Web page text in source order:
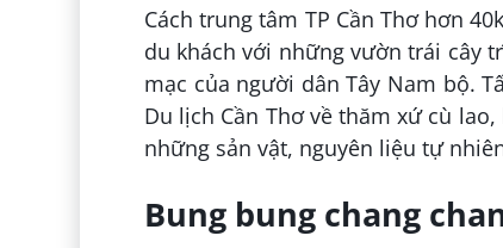
Cách trung tâm TP Cần Thơ hơn
du khách với những vườn trái cây
mạc của người dân Tây Nam bộ.
Du lịch Cần Thơ về thăm xứ cù
những sản vật, nguyên liệu tự
Bung bung chang